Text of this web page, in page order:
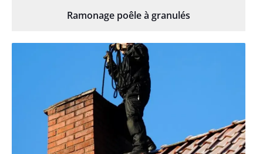
Ramonage poêle à granulés